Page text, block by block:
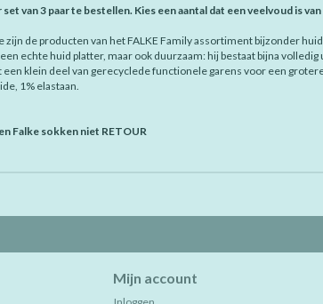
van 3 paar te bestellen. Kies een aantal dat een veelvoud is van
zijn de producten van het FALKE Family assortiment bijzonder
echte huid platter, maar ook duurzaam: hij bestaat bijna volledig
een klein deel van gerecyclede functionele garens voor een
1% elastaan.
Falke sokken niet RETOUR
Mijn account